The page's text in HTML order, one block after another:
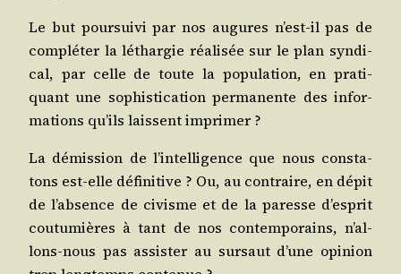
Le but pour­sui­vi par nos augures n’est-il pas de
com­plé­ter la léthar­gie réa­li­sée sur le plan syn­di­
cal, par celle de toute la popu­la­tion, en pra­ti­
quant une sophis­ti­ca­tion per­ma­nente des infor­
ma­tions qu’ils laissent imprimer ?
La démis­sion de l’in­tel­li­gence que nous consta­
tons est-elle défi­ni­tive ? Ou, au contraire, en dépit
de l’ab­sence de civisme et de la paresse d’es­prit
cou­tu­mières à tant de nos contem­po­rains, n’al­
lons-nous pas assis­ter au sur­saut d’une opi­nion